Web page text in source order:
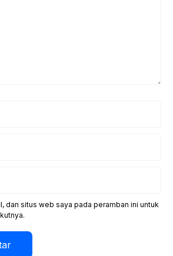
dan situs web saya pada peramban ini untuk